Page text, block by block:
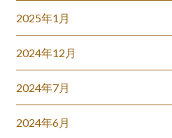
2025年1月
2024年12月
2024年7月
2024年6月